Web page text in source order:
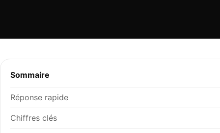
Sommaire
Réponse rapide
Chiffres clés